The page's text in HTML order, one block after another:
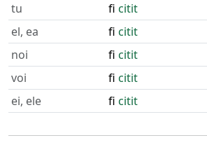
tu
fi citit
el, ea
fi citit
noi
fi citit
voi
fi citit
ei, ele
fi citit